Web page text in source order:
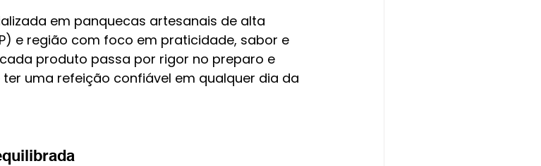
em panquecas artesanais de alta
e região com foco em praticidade, sabor e
produto passa por rigor no preparo e
uma refeição confiável em qualquer dia da